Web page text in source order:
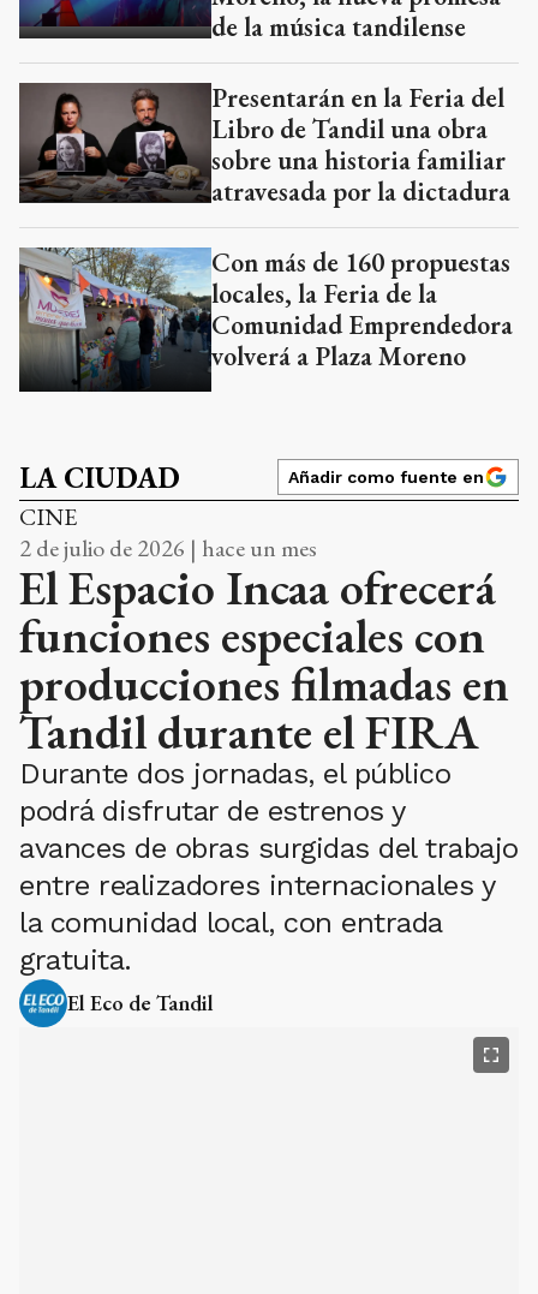
Libro de Tandil una obra
sobre una historia familiar
atravesada por la dictadura
Con más de 160 propuestas
locales, la Feria de la
Comunidad Emprendedora
volverá a Plaza Moreno
CINE
2 de julio de 2026 | hace un mes
El Espacio Incaa ofrecerá
funciones especiales con
producciones filmadas en
Tandil durante el FIRA
Durante dos jornadas, el público
podrá disfrutar de estrenos y
avances de obras surgidas del trabajo
entre realizadores internacionales y
la comunidad local, con entrada
gratuita.
El Eco de Tandil